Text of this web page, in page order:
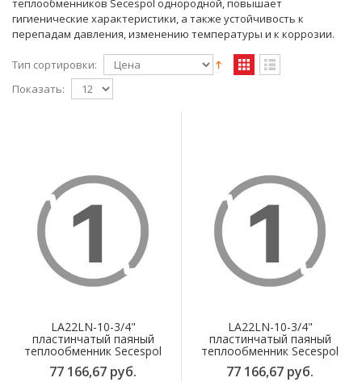
теплообменников Secespol однородной, повышает
гигиенические характеристики, а также устойчивость к
перепадам давления, изменению температуры и к коррозии.
Тип сортировки:
Показать:
LA22LN-10-3/4"
пластинчатый паяный
теплообменник Secespol
77 166,67 руб.
LA22LN-10-3/4"
пластинчатый паяный
теплообменник Secespol
77 166,67 руб.